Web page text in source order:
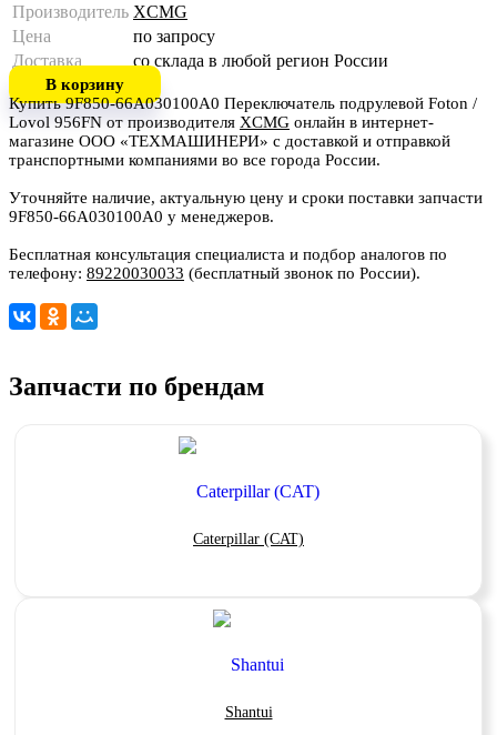
Производитель XCMG
Цена
по запросу
Доставка
со склада в любой регион России
В корзину
Купить 9F850-66A030100A0 Переключатель подрулевой Foton /
Lovol 956FN от производителя XCMG онлайн в интернет-
магазине ООО «ТЕХМАШИНЕРИ» с доставкой и отправкой
транспортными компаниями во все города России.
Уточняйте наличие, актуальную цену и сроки поставки запчасти
9F850-66A030100A0 у менеджеров.
Бесплатная консультация специалиста и подбор аналогов по
телефону: 89220030033 (бесплатный звонок по России).
Запчасти по брендам
Caterpillar (CAT)
Shantui